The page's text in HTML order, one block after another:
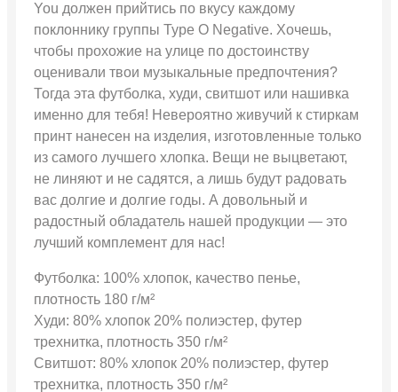
You должен прийтись по вкусу каждому
поклоннику группы Type O Negative. Хочешь,
чтобы прохожие на улице по достоинству
оценивали твои музыкальные предпочтения?
Тогда эта футболка, худи, свитшот или нашивка
именно для тебя! Невероятно живучий к стиркам
принт нанесен на изделия, изготовленные только
из самого лучшего хлопка. Вещи не выцветают,
не линяют и не садятся, а лишь будут радовать
вас долгие и долгие годы. А довольный и
радостный обладатель нашей продукции — это
лучший комплемент для нас!
Футболка: 100% хлопок, качество пенье,
плотность 180 г/м²
Худи: 80% хлопок 20% полиэстер, футер
трехнитка, плотность 350 г/м²
Свитшот: 80% хлопок 20% полиэстер, футер
трехнитка, плотность 350 г/м²